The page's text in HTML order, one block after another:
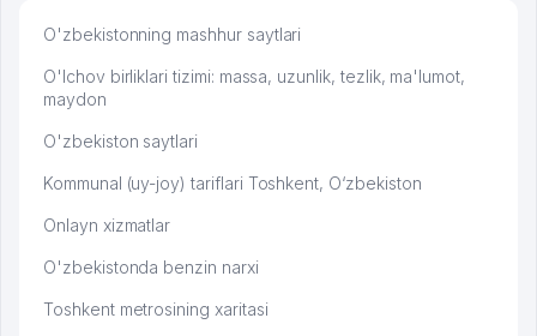
O'zbekistonning mashhur saytlari
O'lchov birliklari tizimi: massa, uzunlik, tezlik, ma'lumot,
maydon
O'zbekiston saytlari
Kommunal (uy-joy) tariflari Toshkent, O‘zbekiston
Onlayn xizmatlar
O'zbekistonda benzin narxi
Toshkent metrosining xaritasi